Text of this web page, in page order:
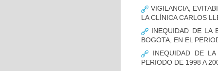
VIGILANCIA,
LA CLÍNICA CARLOS
INEQUIDAD DE LA
BOGOTA, EN EL
INEQUIDAD DE
PERIODO DE 1998 A